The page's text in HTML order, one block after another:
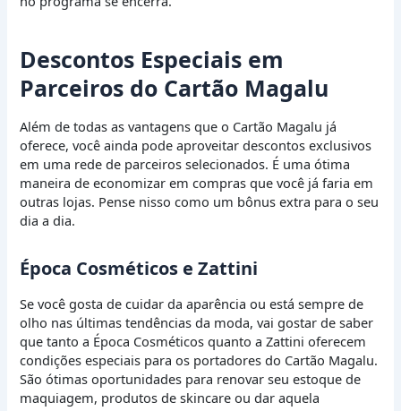
Descontos Especiais em
Parceiros do Cartão Magalu
Além de todas as vantagens que o Cartão Magalu já
oferece, você ainda pode aproveitar descontos exclusivos
em uma rede de parceiros selecionados. É uma ótima
maneira de economizar em compras que você já faria em
outras lojas. Pense nisso como um bônus extra para o seu
dia a dia.
Época Cosméticos e Zattini
Se você gosta de cuidar da aparência ou está sempre de
olho nas últimas tendências da moda, vai gostar de saber
que tanto a Época Cosméticos quanto a Zattini oferecem
condições especiais para os portadores do Cartão Magalu.
São ótimas oportunidades para renovar seu estoque de
maquiagem, produtos de skincare ou dar aquela